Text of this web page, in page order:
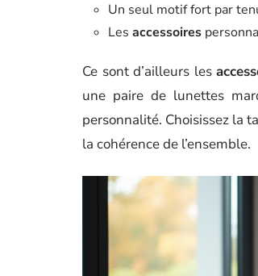
Un seul motif fort par
Les accessoires
Ce sont d’ailleurs les
une paire de lunettes
personnalité. Choisissez la
la cohérence de l’ensemble.